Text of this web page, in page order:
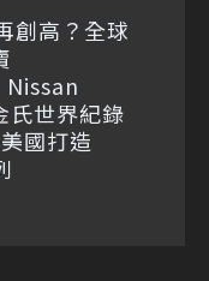
創高？全球
氏世界紀錄
國打造